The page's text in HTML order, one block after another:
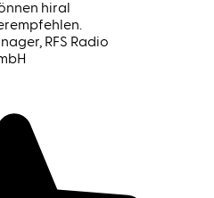
hiral
RFS Radio